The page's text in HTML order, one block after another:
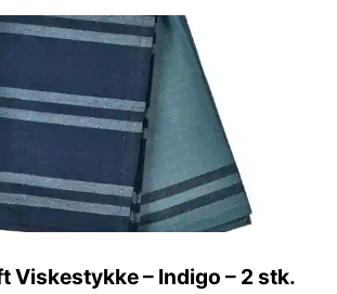
Viskestykke – Indigo – 2 stk.